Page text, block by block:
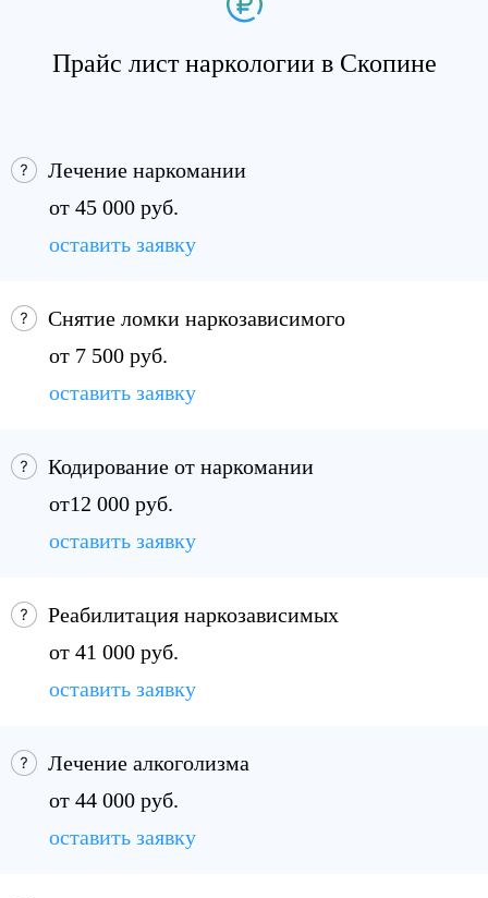
Прайс лист наркологии в Скопине
Лечение наркомании
от 45 000 руб.
оставить заявку
Снятие ломки наркозависимого
от 7 500 руб.
оставить заявку
Кодирование от наркомании
от12 000 руб.
оставить заявку
Реабилитация наркозависимых
от 41 000 руб.
оставить заявку
Лечение алкоголизма
от 44 000 руб.
оставить заявку